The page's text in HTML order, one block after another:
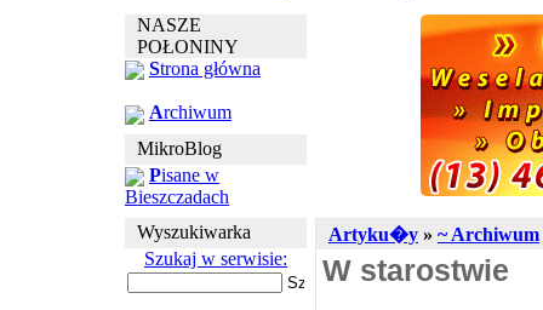
NASZE
POŁONINY
Strona główna
Archiwum
MikroBlog
Pisane w
Bieszczadach
Wyszukiwarka
Szukaj w serwisie:
Artyku�y » ~ Archiwum
W starostwie